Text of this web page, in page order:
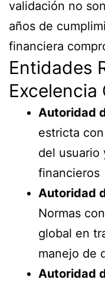
validación no
años de
financiera
Entidades
Excelencia
Autoridad
estricta
del usuario
financieros
Autoridad
Normas
global en
manejo de
Autoridad